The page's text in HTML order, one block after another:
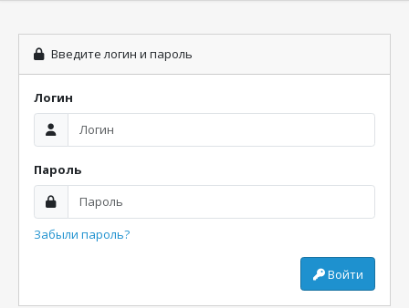
Введите логин и пароль
Логин
Пароль
Забыли пароль?
Войти